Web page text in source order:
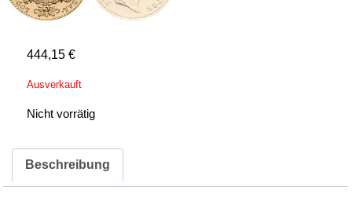
444,15€
Ausverkauft
Nicht vorrätig
Beschreibung